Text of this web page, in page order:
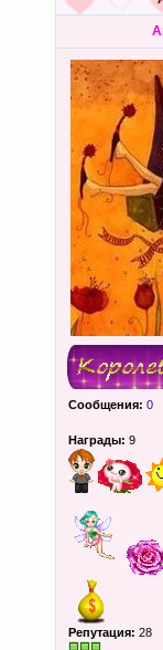
Сообщения: 0
Награды: 9
Репутация: 28